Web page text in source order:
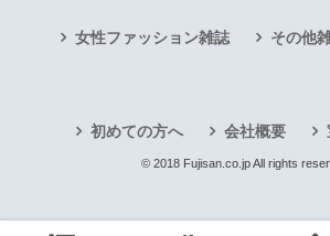
女性ファッション雑誌 その他
初めての方へ 会社概要
© 2018 Fujisan.co.jp All rights